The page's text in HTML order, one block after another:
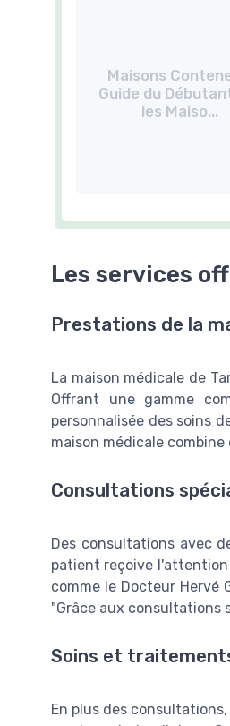
Maisons
Guide du
les Maiso...
Les services
Prestations de la
La maison médicale de
Offrant une gamme
personnalisée des soins
maison médicale
Consultations
Des consultations avec
patient reçoive l'attention
comme le Docteur
"Grâce aux consultations
Soins et
En plus des